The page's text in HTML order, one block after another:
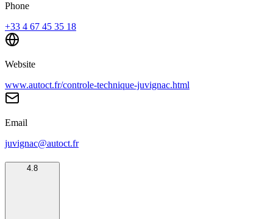
Phone
+33 4 67 45 35 18
Website
www.autoct.fr/controle-technique-juvignac.html
Email
juvignac@autoct.fr
4.8